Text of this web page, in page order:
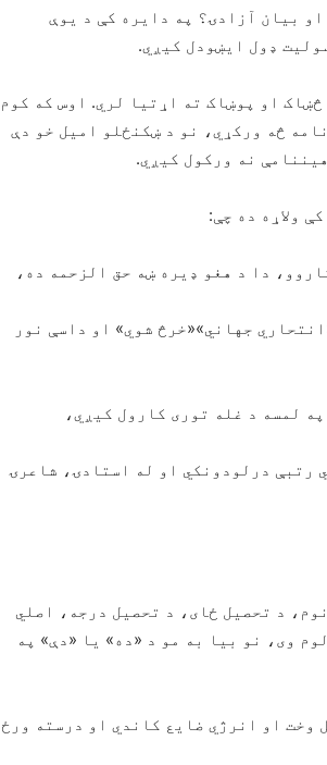
بیان آزادۍ؟ په دایره کې د یوې
ډول ایښودل کیږي.
او پوښاک ته اړتیا لري. اوس که کوم
څه ورکړي، نو د ښکنځلو امیل خو دې
نه ورکول کیږي.
ولاړه ده چې:
دا د هغو ډیره ښه حق الزحمه ده،
جهاني»«خرڅ شوي» او داسې نور
لمسه د غله توری کارول کیږي،
رتبې درلودونکي او له استادۍ، شاعرۍ
د تحصیل ځای، د تحصیل درجه، اصلي
وی، نو بیا به مو د «ده» یا «دې» په
وخت او انرژي ضایع کاندي او درسته ورځ